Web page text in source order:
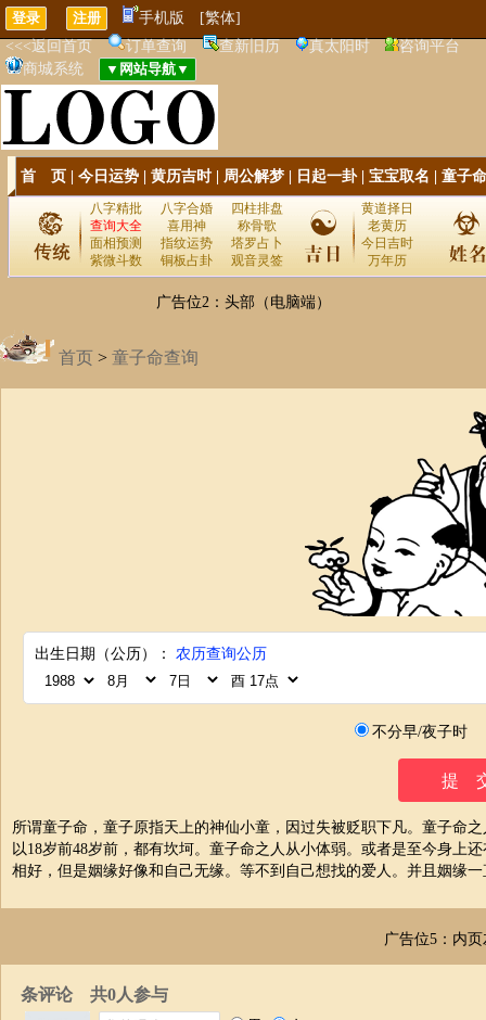
手机版
[繁体]
<<<返回首页
订单查询 查新旧历 真太阳时
咨询平台
商城系统
首 页 今日运势 黄历吉时| 周公解梦 日起一卦| 宝宝取名 童子命
八字精批 八字合婚
四柱排盘
查询大全
喜用神
称骨歌
面相预测
指纹运势
塔罗占卜
紫微斗数
铜板占卦 观音灵签
黄道择日
老黄历
今日吉时
万年历
广告位2：头部（电脑端）
首页 > 童子命查询
出生日期（公历）： 农历查询公历
不分早/夜子时
所谓童子命，童子原指天上的神仙小童，因过失被贬职下凡。童子命
以18岁前48岁前，都有坎坷。童子命之人从小体弱。或者是至今身上
相好，但是姻缘好像和自己无缘。等不到自己想找的爱人。并且姻缘
广告位5：内